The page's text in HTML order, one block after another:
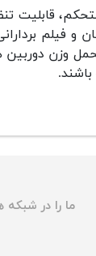
و فیلم
وزن
ما را در شبکه